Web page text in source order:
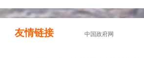
友情链接 中国政府网